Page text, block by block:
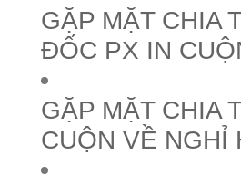
GẶP MẶT CHIA
ĐỐC PX IN
GẶP MẶT CHIA
CUỘN VỀ NGHỈ